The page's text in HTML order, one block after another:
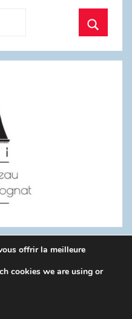
by ThemeZee.
offrir la meilleure
cookies we are using or